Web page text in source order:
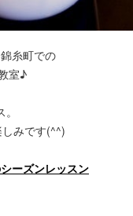
糸町での
室♪
みです(^^)
ーズンレッスン